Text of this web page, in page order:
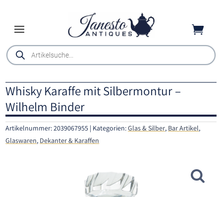

Products
search
Whisky Karaffe mit Silbermontur –
Wilhelm Binder
Artikelnummer:2039067955 Kategorien:Glas & Silber, Bar Artikel,
Glaswaren, Dekanter & Karaffen